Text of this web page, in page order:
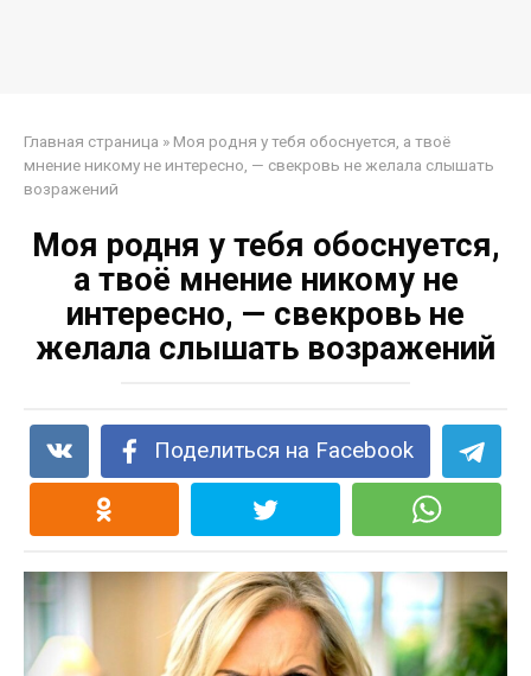
Главная страница » Моя родня у тебя обоснуется, а твоё
мнение никому не интересно, — свекровь не желала слышать
возражений
Моя родня у тебя обоснуется,
а твоё мнение никому не
интересно, — свекровь не
желала слышать возражений
Поделиться на Facebook